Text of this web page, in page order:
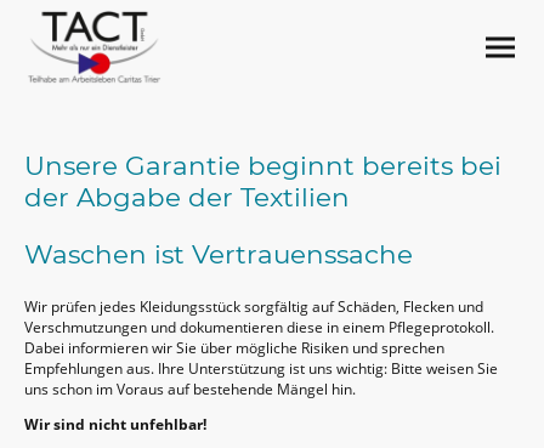
Unsere Garantie beginnt bereits bei
der Abgabe der Textilien
Waschen ist Vertrauenssache
Wir prüfen jedes Kleidungsstück sorgfältig auf Schäden, Flecken und
Verschmutzungen und dokumentieren diese in einem Pflegeprotokoll.
Dabei informieren wir Sie über mögliche Risiken und sprechen
Empfehlungen aus. Ihre Unterstützung ist uns wichtig: Bitte weisen Sie
uns schon im Voraus auf bestehende Mängel hin.
Wir sind nicht unfehlbar!